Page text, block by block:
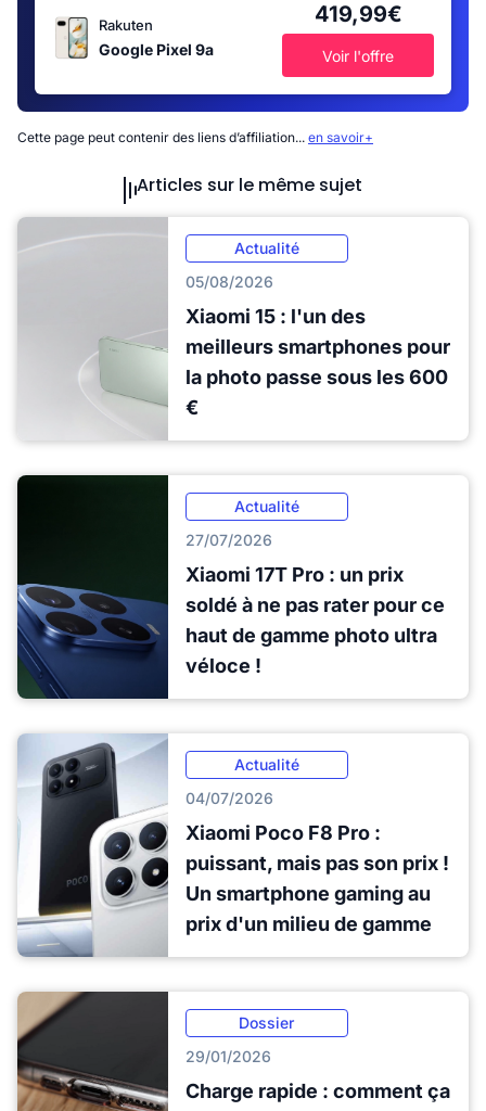
Rakuten
Google Pixel 9a
419,99€
Voir l'offre
Cette page peut contenir des liens d’affiliation... en savoir+
Articles sur le même sujet
Actualité
05/08/2026
Xiaomi 15 : l'un des
meilleurs smartphones pour
la photo passe sous les 600
€
Actualité
27/07/2026
Xiaomi 17T Pro : un prix
soldé à ne pas rater pour ce
haut de gamme photo ultra
véloce !
Actualité
04/07/2026
Xiaomi Poco F8 Pro :
puissant, mais pas son prix !
Un smartphone gaming au
prix d'un milieu de gamme
Dossier
29/01/2026
Charge rapide : comment ça